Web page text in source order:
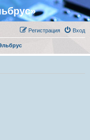
Вход
Регистрация